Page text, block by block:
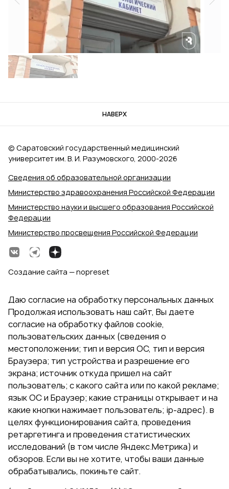
НАВЕРХ
Сведения об образовательной организации
Министерство здравоохранения Российской Федерации
Министерство науки и высшего образования Российской
Федерации
Министерство просвещения Российской Федерации
© Саратовский государственный медицинский
университет им. В. И. Разумовского, 2000‑2026
Создание сайта — nopreset
Даю согласие на обработку персональных данных
Продолжая использовать наш сайт, Вы даете
согласие на обработку файлов cookie,
пользовательских данных (сведения о
местоположении; тип и версия ОС, тип и версия
Браузера; тип устройства и разрешение его
экрана; источник откуда пришел на сайт
пользователь; с какого сайта или по какой рекламе;
язык ОС и Браузер; какие страницы открывает и на
какие кнопки нажимает пользователь; ip-адрес). в
целях функционирования сайта, проведения
ретаргетинга и проведения статистических
исследований (в том числе Яндекс.Метрика) и
обзоров. Если вы не хотите, чтобы ваши данные
обрабатывались, покиньте сайт.